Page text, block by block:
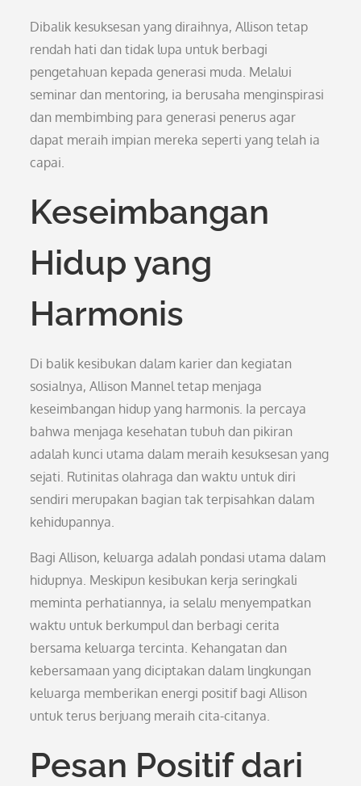
Dibalik kesuksesan yang diraihnya, Allison tetap
rendah hati dan tidak lupa untuk berbagi
pengetahuan kepada generasi muda. Melalui
seminar dan mentoring, ia berusaha menginspirasi
dan membimbing para generasi penerus agar
dapat meraih impian mereka seperti yang telah ia
capai.
Keseimbangan
Hidup yang
Harmonis
Di balik kesibukan dalam karier dan kegiatan
sosialnya, Allison Mannel tetap menjaga
keseimbangan hidup yang harmonis. Ia percaya
bahwa menjaga kesehatan tubuh dan pikiran
adalah kunci utama dalam meraih kesuksesan yang
sejati. Rutinitas olahraga dan waktu untuk diri
sendiri merupakan bagian tak terpisahkan dalam
kehidupannya.
Bagi Allison, keluarga adalah pondasi utama dalam
hidupnya. Meskipun kesibukan kerja seringkali
meminta perhatiannya, ia selalu menyempatkan
waktu untuk berkumpul dan berbagi cerita
bersama keluarga tercinta. Kehangatan dan
kebersamaan yang diciptakan dalam lingkungan
keluarga memberikan energi positif bagi Allison
untuk terus berjuang meraih cita-citanya.
Pesan Positif dari